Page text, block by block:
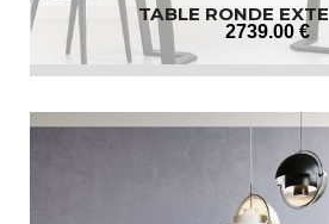
TABLE RONDE
2739.00 €